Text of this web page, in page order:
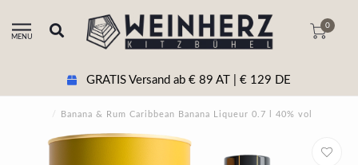
MENU
0
€ 89 AT | € 129 DE +43 5356 20511
/ Banana & Rum Caribbean Banana Liqueur 0.7 l 40% vol